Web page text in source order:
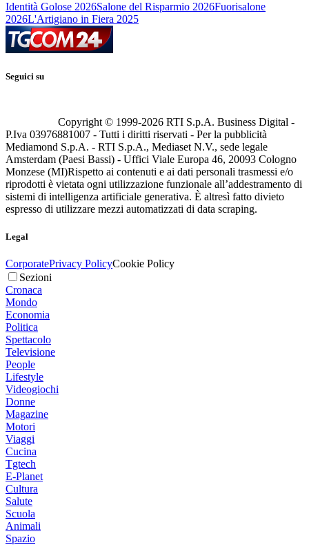
Identità Golose 2026Salone del Risparmio 2026Fuorisalone
2026L'Artigiano in Fiera 2025
Seguici su
Copyright © 1999-2026 RTI S.p.A. Business Digital -
P.Iva 03976881007 - Tutti i diritti riservati - Per la pubblicità
Mediamond S.p.A. - RTI S.p.A., Mediaset N.V., sede legale
Amsterdam (Paesi Bassi) - Uffici Viale Europa 46, 20093 Cologno
Monzese (MI)Rispetto ai contenuti e ai dati personali trasmessi e/o
riprodotti è vietata ogni utilizzazione funzionale all’addestramento di
sistemi di intelligenza artificiale generativa. È altresì fatto divieto
espresso di utilizzare mezzi automatizzati di data scraping.
Legal
CorporatePrivacy PolicyCookie Policy
Sezioni
Cronaca
Mondo
Economia
Politica
Spettacolo
Televisione
People
Lifestyle
Videogiochi
Donne
Magazine
Motori
Viaggi
Cucina
Tgtech
E-Planet
Cultura
Salute
Scuola
Animali
Spazio